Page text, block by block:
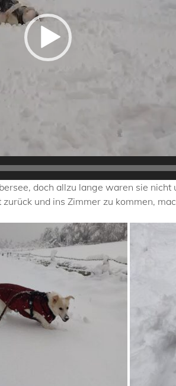
doch allzu lange waren sie
und ins Zimmer zu kommen,